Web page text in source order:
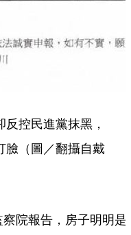
控民進黨抹黑，
臉（圖／翻攝自戴
院報告，房子明明是